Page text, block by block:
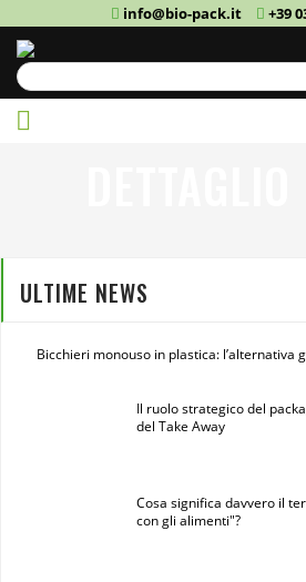
info@bio-pack.it +39
ULTIME NEWS
Bicchieri monouso in plastica: l’alternativa
Il ruolo strategico del
del Take Away
Cosa significa davvero il
con gli alimenti"?